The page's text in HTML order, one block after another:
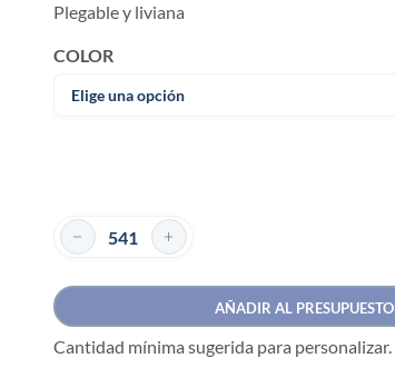
Plegable y liviana
COLOR
AÑADIR AL PRESUPUESTO
Cantidad mínima sugerida para personalizar.